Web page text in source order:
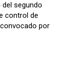
del segundo
control de
por